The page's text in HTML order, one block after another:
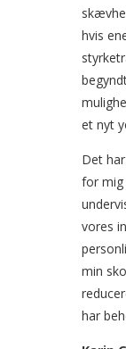
hvis
et nyt
Det
for mig
vores
min
har